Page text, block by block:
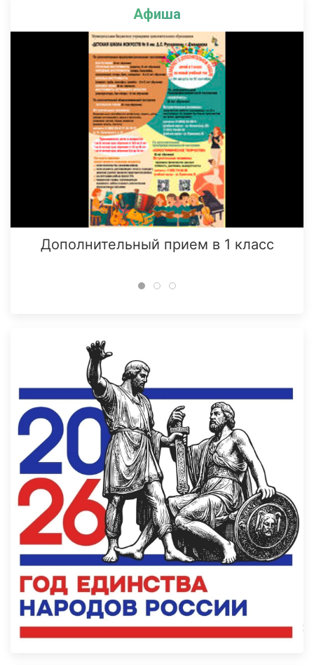
Афиша
Дополнительный прием в 1 класс